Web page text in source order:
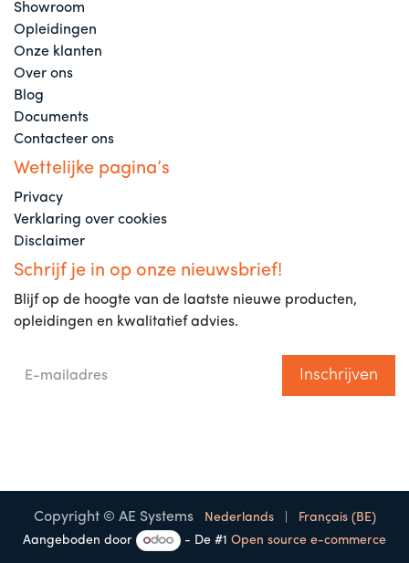
Showroom
Opleidingen
Onze klanten
Over ons
Blog
Documents
Contacteer ons
Wettelijke pagina’s
Privacy
Verklaring over cookies
Disclaimer
Schrijf je in op onze nieuwsbrief!
Blijf op de hoogte van de laatste nieuwe producten,
opleidingen en kwalitatief advies.
Inschrijven
Copyright © AE Systems Nederlands
Français (BE)
Aangeboden door
- De #1 Open source e-commerce